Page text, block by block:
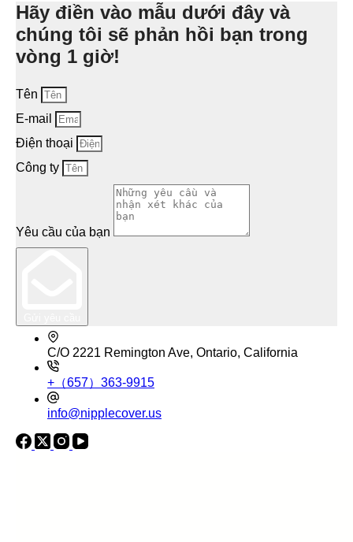
Hãy điền vào mẫu dưới đây và
chúng tôi sẽ phản hồi bạn trong
vòng 1 giờ!
Tên
E-mail
Điện thoại
Công ty
Yêu cầu của bạn
C/O 2221 Remington Ave, Ontario, California
+（657）363-9915
info@nipplecover.us